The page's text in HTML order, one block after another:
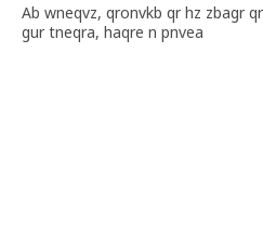
Ab wneqvz, qronvkb qr hz zbagr
gur tneqra, haqre n pnvea